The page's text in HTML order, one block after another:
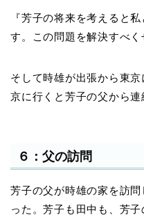
『芳子の将来を考えると
す。この問題を解決すべく
そして時雄が出張から東
京に行くと芳子の父から連
６：父の訪問
芳子の父が時雄の家を訪
った。芳子も田中も、芳